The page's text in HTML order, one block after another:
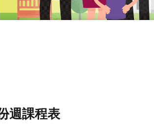
週課程表